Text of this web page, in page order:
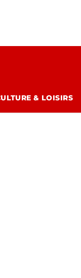
& LOISIRS